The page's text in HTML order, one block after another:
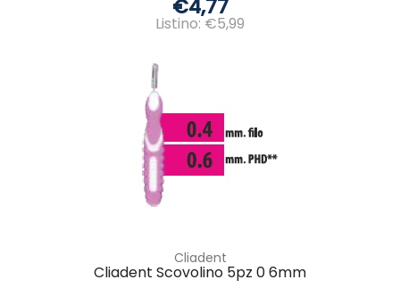
€4,77
Listino: €5,99
Cliadent
Cliadent Scovolino 5pz 0 6mm